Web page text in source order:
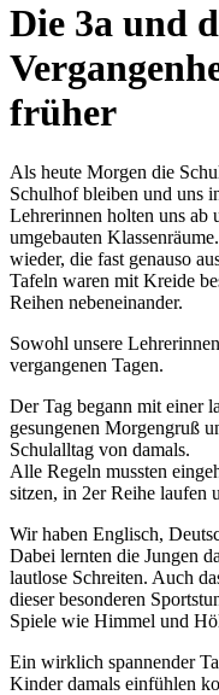
Die 3a und
früher
Als heute Morgen die
Schulhof bleiben und uns
Lehrerinnen holten uns ab
umgebauten
wieder, die fast genauso
Tafeln waren mit Kreide
Reihen nebeneinander.
Sowohl unsere
vergangenen Tagen.
Der Tag begann mit einer
gesungenen Morgengruß
Schulalltag von damals.
Alle Regeln mussten
sitzen, in 2er Reihe laufen
Wir haben Englisch,
Dabei lernten die Jungen
lautlose Schreiten. Auch
dieser besonderen
Spiele wie Himmel und
Ein wirklich spannender
Kinder damals einfühlen